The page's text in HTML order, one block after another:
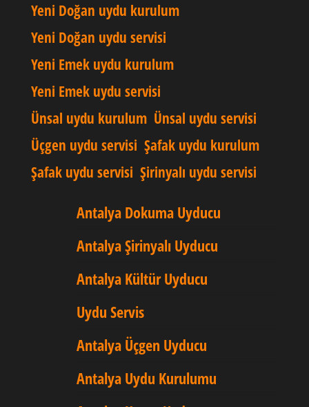
Yeni Doğan uydu kurulum
Yeni Doğan uydu servisi
Yeni Emek uydu kurulum
Yeni Emek uydu servisi
Ünsal uydu kurulum Ünsal uydu servisi
Üçgen uydu servisi Şafak uydu kurulum
Şafak uydu servisi Şirinyalı uydu servisi
Antalya Dokuma Uyducu
Antalya Şirinyalı Uyducu
Antalya Kültür Uyducu
Uydu Servis
Antalya Üçgen Uyducu
Antalya Uydu Kurulumu